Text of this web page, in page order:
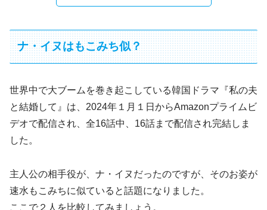
ナ・イヌはもこみち似？
世界中で大ブームを巻き起こしている韓国ドラマ『私の夫
と結婚して』は、2024年１月１日からAmazonプライムビ
デオで配信され、全16話中、16話まで配信され完結しま
した。
主人公の相手役が、ナ・イヌだったのですが、そのお姿が
速水もこみちに似ていると話題になりました。
ここで２人を比較してみましょう。